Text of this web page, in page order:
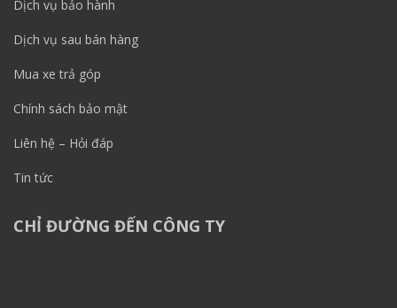
Dịch vụ bảo hành
Dịch vụ sau bán hàng
Mua xe trả góp
Chính sách bảo mật
Liên hệ – Hỏi đáp
Tin tức
CHỈ ĐƯỜNG ĐẾN CÔNG TY